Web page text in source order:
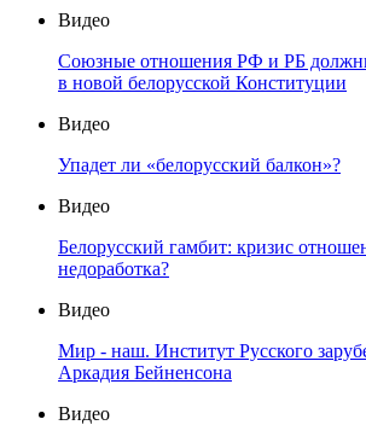
Видео
Союзные отношения РФ и РБ
в новой белорусской Конституции
Видео
Упадет ли «белорусский балкон»?
Видео
Белорусский гамбит: кризис
недоработка?
Видео
Мир - наш. Институт Русского
Аркадия Бейненсона
Видео